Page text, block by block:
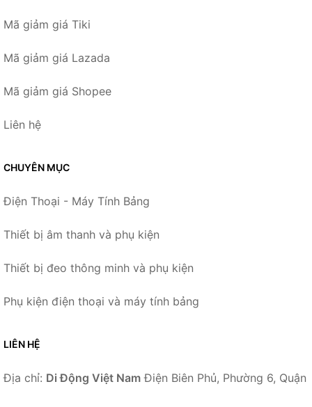
Mã giảm giá Tiki
Mã giảm giá Lazada
Mã giảm giá Shopee
Liên hệ
CHUYÊN MỤC
Điện Thoại - Máy Tính Bảng
Thiết bị âm thanh và phụ kiện
Thiết bị đeo thông minh và phụ kiện
Phụ kiện điện thoại và máy tính bảng
LIÊN HỆ
Địa chỉ: Di Động Việt Nam Điện Biên Phủ, Phường 6, Quận